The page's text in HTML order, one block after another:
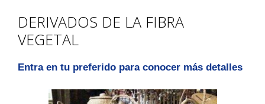
DERIVADOS DE LA FIBRA
VEGETAL
Entra en tu preferido para conocer más detalles